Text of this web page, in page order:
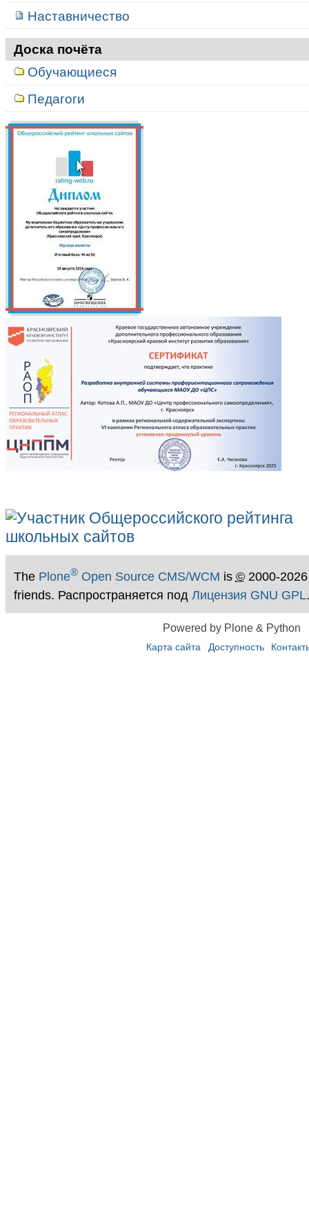
Наставничество
Доска почёта
Обучающиеся
Педагоги
The Plone®Open Source CMS/WCM is ©2000-
friends. Распространяется под Лицензия GNU GPL.
Powered by Plone & Python
Карта сайта Доступность